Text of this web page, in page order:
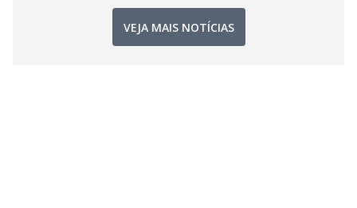
VEJA MAIS NOTÍCIAS